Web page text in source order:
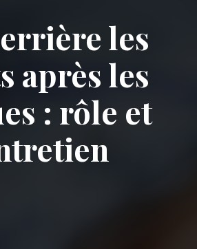
les
après les
: rôle et